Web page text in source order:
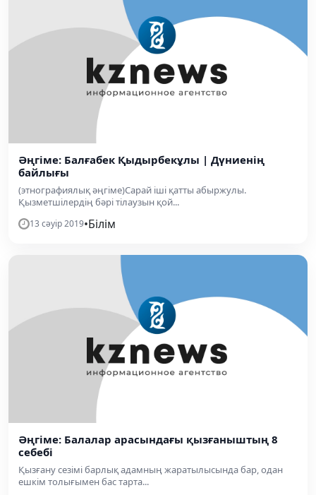
Әңгіме: Балғабек Қыдырбекұлы | Дүниенің
байлығы
(этнографиялық әңгіме)Сарай іші қатты абыржулы.
Қызметшілердің бәрі тілаузын қой...
13 сәуір 2019•Білім
Әңгіме: Балалар арасындағы қызғаныштың 8
себебі
Қызғану сезімі барлық адамның жаратылысында бар, одан
ешкім толығымен бас тарта...